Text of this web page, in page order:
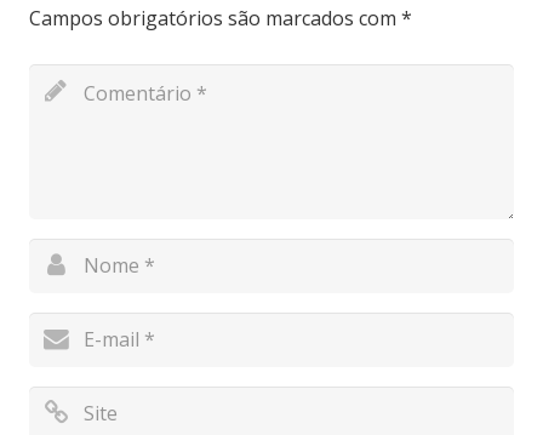
Campos obrigatórios são marcados com *